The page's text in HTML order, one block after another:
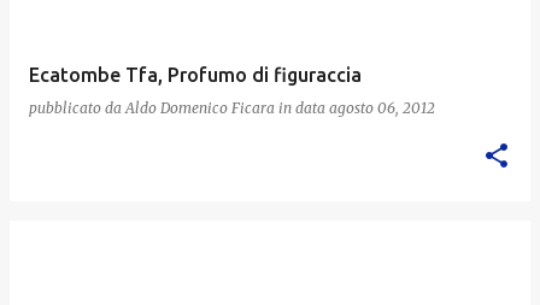
Ecatombe Tfa, Profumo di figuraccia
pubblicato da Aldo Domenico Ficara in data agosto 06, 2012